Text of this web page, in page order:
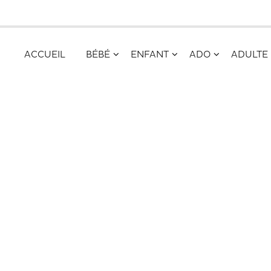
ACCUEIL BÉBÉ ENFANT ADO ADULTE